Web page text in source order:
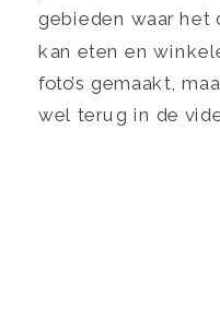
gebieden waar het
kan eten en
foto’s gemaakt,
wel terug in de